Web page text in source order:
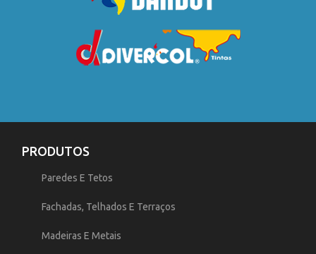
PRODUTOS
Paredes E Tetos
Fachadas, Telhados E Terraços
Madeiras E Metais